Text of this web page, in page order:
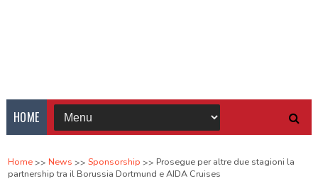
HOME
Home News Sponsorship
Prosegue per altre due stagioni la
partnership tra il Borussia Dortmund e AIDA Cruises